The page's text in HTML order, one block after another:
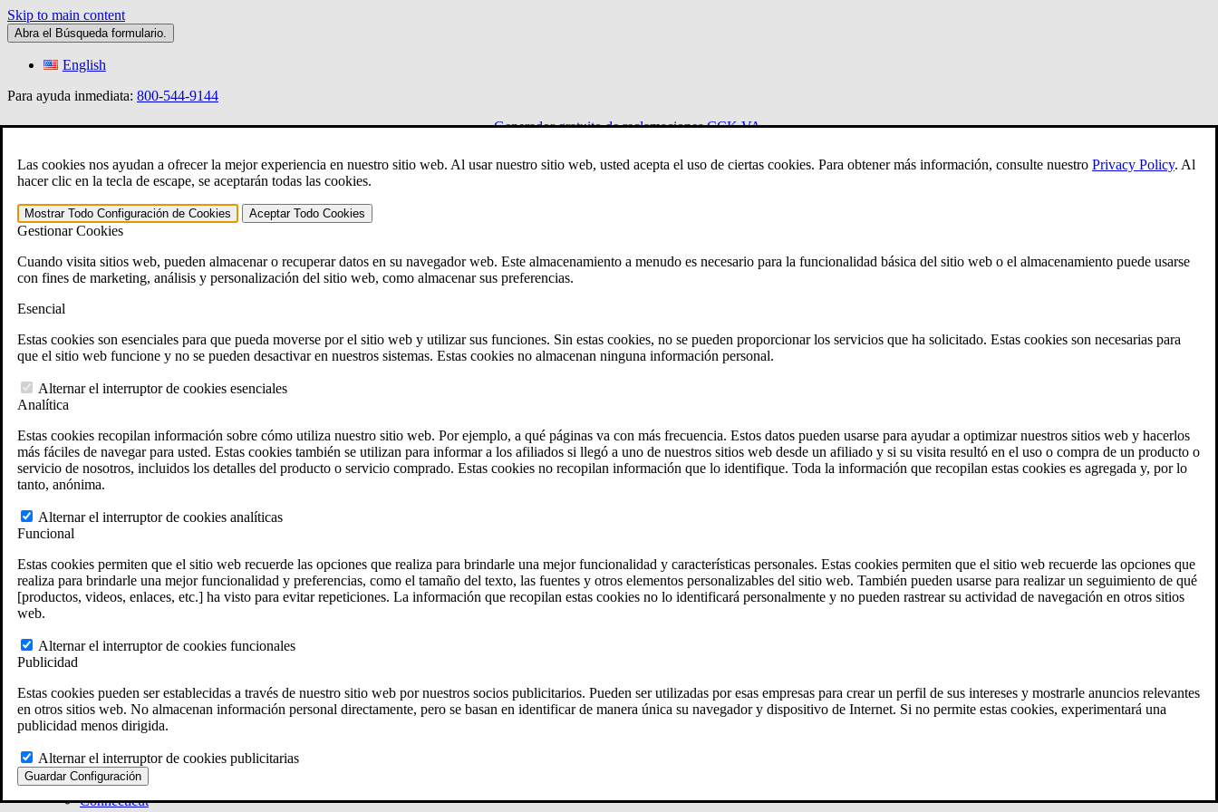
Las cookies nos ayudan a ofrecer la mejor experiencia en nuestro sitio web. Al usar nuestro sitio web, usted acepta el uso de ciertas cookies. Para obtener más información, consulte nuestro Privacy Policy. Al
hacer clic en la tecla de escape, se aceptarán todas las cookies.
Mostrar Todo Configuración de Cookies Aceptar Todo Cookies
Gestionar Cookies
Cuando visita sitios web, pueden almacenar o recuperar datos en su navegador web. Este almacenamiento a menudo es necesario para la funcionalidad básica del sitio web o el almacenamiento puede usarse
con fines de marketing, análisis y personalización del sitio web, como almacenar sus preferencias.
Esencial
Estas cookies son esenciales para que pueda moverse por el sitio web y utilizar sus funciones. Sin estas cookies, no se pueden proporcionar los servicios que ha solicitado. Estas cookies son necesarias para
que el sitio web funcione y no se pueden desactivar en nuestros sistemas. Estas cookies no almacenan ninguna información personal.
Alternar el interruptor de cookies esenciales
Analítica
Estas cookies recopilan información sobre cómo utiliza nuestro sitio web. Por ejemplo, a qué páginas va con más frecuencia. Estos datos pueden usarse para ayudar a optimizar nuestros sitios web y hacerlos
más fáciles de navegar para usted. Estas cookies también se utilizan para informar a los afiliados si llegó a uno de nuestros sitios web desde un afiliado y si su visita resultó en el uso o compra de un producto o
servicio de nosotros, incluidos los detalles del producto o servicio comprado. Estas cookies no recopilan información que lo identifique. Toda la información que recopilan estas cookies es agregada y, por lo
tanto, anónima.
Alternar el interruptor de cookies analíticas
Funcional
Estas cookies permiten que el sitio web recuerde las opciones que realiza para brindarle una mejor funcionalidad y características personales. Estas cookies permiten que el sitio web recuerde las opciones que
realiza para brindarle una mejor funcionalidad y preferencias, como el tamaño del texto, las fuentes y otros elementos personalizables del sitio web. También pueden usarse para realizar un seguimiento de qué
[productos, videos, enlaces, etc.] ha visto para evitar repeticiones. La información que recopilan estas cookies no lo identificará personalmente y no pueden rastrear su actividad de navegación en otros sitios
web.
Alternar el interruptor de cookies funcionales
Publicidad
Estas cookies pueden ser establecidas a través de nuestro sitio web por nuestros socios publicitarios. Pueden ser utilizadas por esas empresas para crear un perfil de sus intereses y mostrarle anuncios relevantes
en otros sitios web. No almacenan información personal directamente, pero se basan en identificar de manera única su navegador y dispositivo de Internet. Si no permite estas cookies, experimentará una
publicidad menos dirigida.
Alternar el interruptor de cookies publicitarias
Guardar Configuración
Skip to main content
Abra el Búsqueda formulario.
English
Para ayuda inmediata: 800-544-9144
Generador gratuito de reclamaciones CCK VA
Open Search Bar Search
401-331-6300
Áreas de Práctica
Ley de veteranos
Recursos jurídicos para veteranos
Preguntas frecuentes
Calculadora de discapacidad del VA
Ubicaciones de fosas de incineración militares
Localizaciones del Agente Naranja
Generador de reclamaciones VA
Evaluación Gratuita del Caso
ERISA & Incapacidad a largo plazo
Preguntas frecuentes sobre la ley ERISA
Calculadora de pago de prestaciones LTD
Todas las leyes y litigios ERISA
Gestión de legados
Áreas que Atendemos
Localizaciones de abogados en VA
Texas
Georgia
California
Rhode Island
Ver todas las sedes de VA Law
Ubicaciones de los abogados ERISA
Massachusetts
Rhode Island
Connecticut